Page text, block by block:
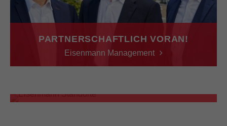
PARTNERSCHAFTLICH VORAN!
Eisenmann Management